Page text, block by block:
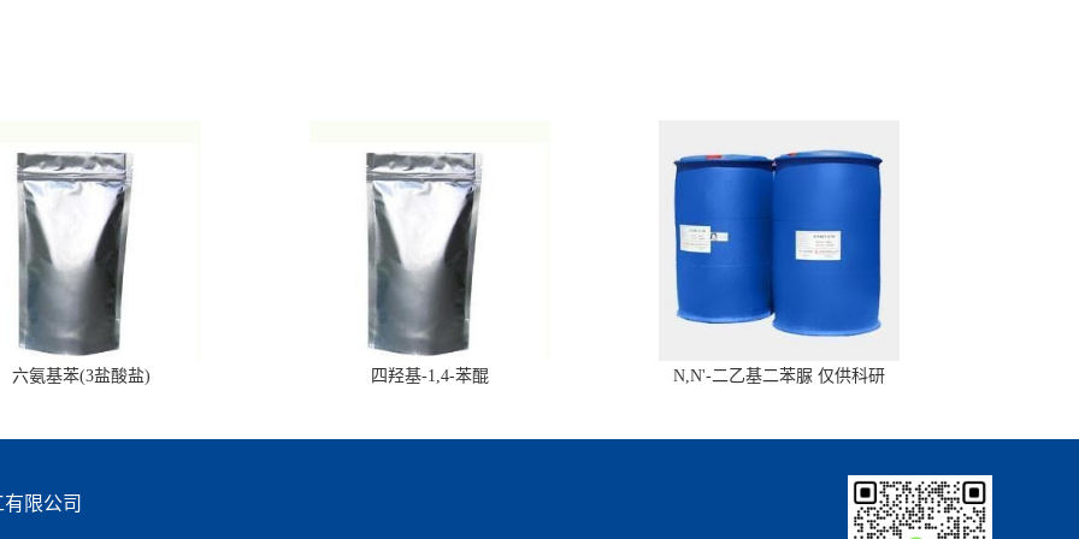
六氨基苯(3盐酸盐) 四羟基-1,4-苯醌 N,N'-二乙基二苯脲 仅供科研
限公司